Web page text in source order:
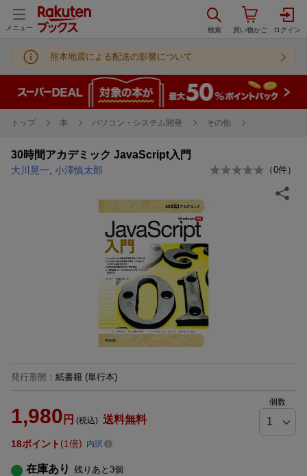
メニュー
熊本地震による配送の影響について
トップ 本 パソコン・システム開発 その他
30時間アカデミック JavaScript入門
大川晃一 小澤慎太郎 （0件）
発行形態 ： 紙書籍 (単行本)
1,980 円 (税込) 送料無料
個数
18ポイント 1倍 内訳
在庫あり 残りあと 3個